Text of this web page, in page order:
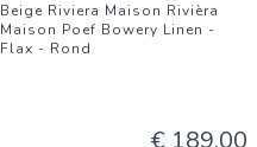
Beige Riviera Maison Rivièra
Maison Poef Bowery Linen -
Flax - Rond
€ 189,00